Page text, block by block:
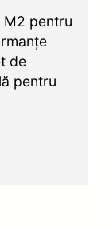
M2 pentru
de
pentru